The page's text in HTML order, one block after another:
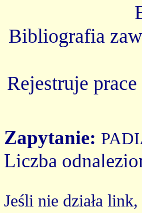
Bibliografia
Rejestruje
Zapytanie:
Liczba
Jeśli nie działa